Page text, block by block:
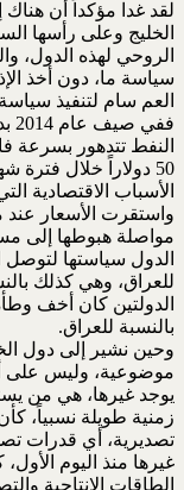
لقد غدا مؤكداً أن
الخليج وعلى رأسها
الروحي لهذه الدول،
سياسة ما، دون أخذ
العم سام لتنفيذ
50 دولاراً خلال
الأسباب الاقتصادية
الدول سياستها لتوصل
للعراق، وهي كذلك
الدولتين كان أخف
بالنسبة للعراق.
وحين نشير إلى دول
موضوعية، وليس على
يوجد غيرها، هي من
زمنية طويلة نسبياً،
تصديرية، أي قدرات
غيرها منذ اليوم
الطاقات الإنتاجية